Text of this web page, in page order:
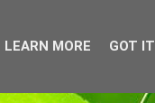
LEARN MORE GOT IT